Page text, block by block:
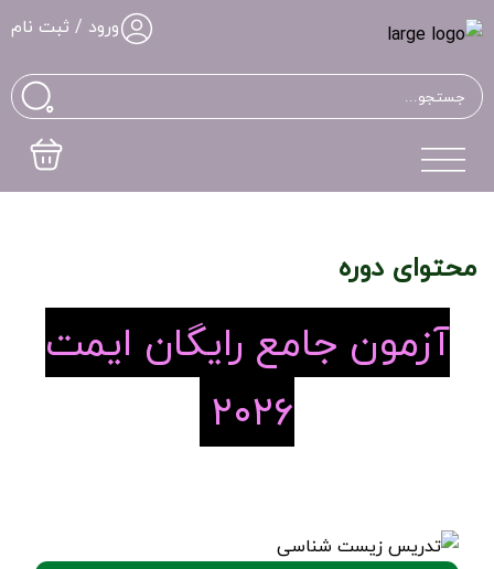
ورود / ثبت نام
محتوای دوره
آزمون جامع رایگان ایمت
۲۰۲۶